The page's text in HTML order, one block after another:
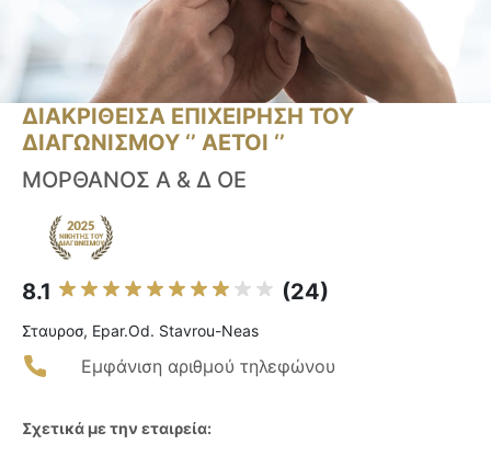
ΔΙΑΚΡΙΘΕΙΣΑ ΕΠΙΧΕΙΡΗΣΗ ΤΟΥ
ΔΙΑΓΩΝΙΣΜΟΥ ‘’ ΑΕΤΟΙ ‘’
ΜΟΡΘΑΝΟΣ Α & Δ ΟΕ
8.1 (24)
Σταυροσ, Epar.Od. Stavrou-Neas
Εμφάνιση αριθμού τηλεφώνου
Σχετικά με την εταιρεία: